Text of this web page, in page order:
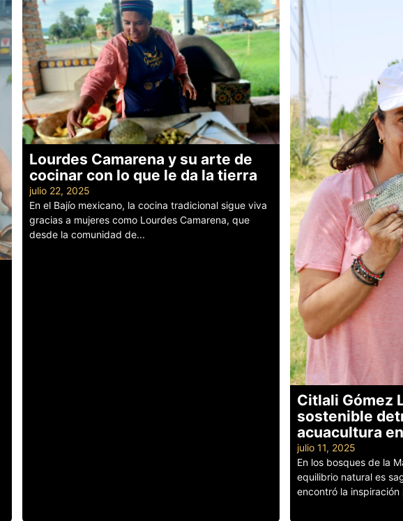
Lourdes Camarena y su arte de
cocinar con lo que le da la tierra
julio 22, 2025
En el Bajío mexicano, la cocina tradicional sigue viva
gracias a mujeres como Lourdes Camarena, que
desde la comunidad de...
Citlali Gómez
sostenible
acuacultura
julio 11, 2025
En los bosques de la
equilibrio natural es
encontró la inspiración